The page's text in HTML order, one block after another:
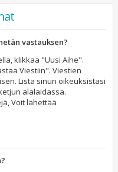
vastauksen?
klikkaa "Uusi Aihe".
Viestiin". Viestien
Lista sinun oikeuksistasi
alalaidassa.
Voit lähettää